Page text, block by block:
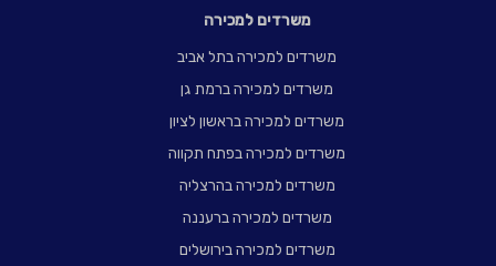
משרדים למכירה
משרדים למכירה בתל אביב
משרדים למכירה ברמת גן
משרדים למכירה בראשון לציון
משרדים למכירה בפתח תקווה
משרדים למכירה בהרצליה
משרדים למכירה ברעננה
משרדים למכירה בירושלים